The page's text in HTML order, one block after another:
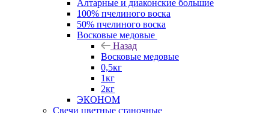
Алтарные и диаконские большие
100% пчелиного воска
50% пчелиного воска
Восковые медовые
Назад
Восковые медовые
0,5кг
1кг
2кг
ЭКОНОМ
Свечи цветные станочные